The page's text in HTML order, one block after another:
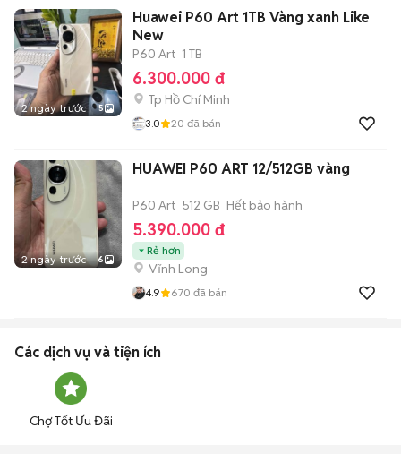
2 ngày trước 5
Huawei P60 Art 1TB Vàng xanh Like
New
P60 Art 1 TB
6.300.000 đ
Tp Hồ Chí Minh
3.0 20 đã bán
2 ngày trước 6
HUAWEI P60 ART 12/512GB vàng
P60 Art 512 GB Hết bảo hành
5.390.000 đ
Rẻ hơn
Vĩnh Long
4.9 670 đã bán
Các dịch vụ và tiện ích
Chợ Tốt Ưu Đãi